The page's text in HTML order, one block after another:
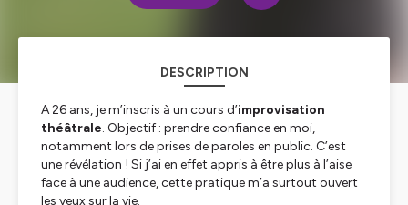
DESCRIPTION
A 26 ans, je m’inscris à un cours d’improvisation
théâtrale. Objectif : prendre confiance en moi,
notamment lors de prises de paroles en public. C’est
une révélation ! Si j’ai en effet appris à être plus à l’aise
face à une audience, cette pratique m’a surtout ouvert
les yeux sur la vie.